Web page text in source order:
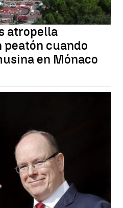
atropella
cuando
en Mónaco